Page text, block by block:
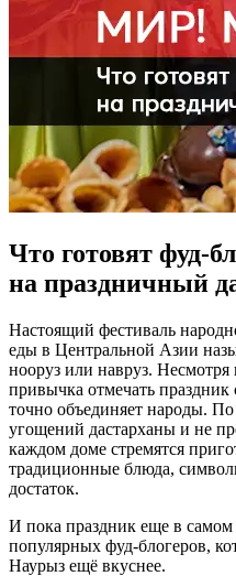
Что готовят фуд-
на праздничный
Настоящий фестиваль
еды в Центральной Азии
нооруз или навруз.
привычка отмечать
точно объединяет народы.
угощений дастарханы и не
каждом доме стремятся
традиционные блюда,
достаток.
И пока праздник еще в самом
популярных фуд-блогеров,
Наурыз ещё вкуснее.